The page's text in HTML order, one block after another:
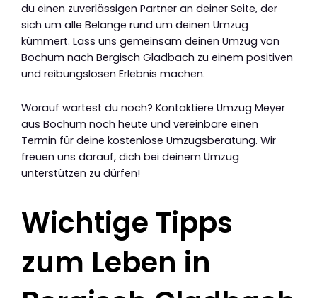
du einen zuverlässigen Partner an deiner Seite, der
sich um alle Belange rund um deinen Umzug
kümmert. Lass uns gemeinsam deinen Umzug von
Bochum nach Bergisch Gladbach zu einem positiven
und reibungslosen Erlebnis machen.
Worauf wartest du noch? Kontaktiere Umzug Meyer
aus Bochum noch heute und vereinbare einen
Termin für deine kostenlose Umzugsberatung. Wir
freuen uns darauf, dich bei deinem Umzug
unterstützen zu dürfen!
Wichtige Tipps
zum Leben in